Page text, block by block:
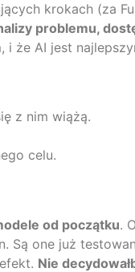
krokach (za
problemu,
, i że AI jest
z nim wiążą.
celu.
od początku.
one już
Nie